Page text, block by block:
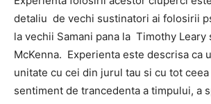
detaliu de vechi sustinatori ai folosirii
la vechii Samani pana la Timothy Leary
McKenna. Experienta este descrisa ca
unitate cu cei din jurul tau si cu tot
sentiment de trancedenta a timpului, a